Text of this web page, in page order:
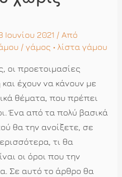
Ιουνίου 2021 / Από
/γάμος •λίστα γάμου
οι προετοιμασίες
και έχουν να κάνουν με
θέματα, που πρέπει
Ένα από τα πολύ βασικά
θα την ανοίξετε, σε
τι θα
οι όροι που την
Σε αυτό το άρθρο θα